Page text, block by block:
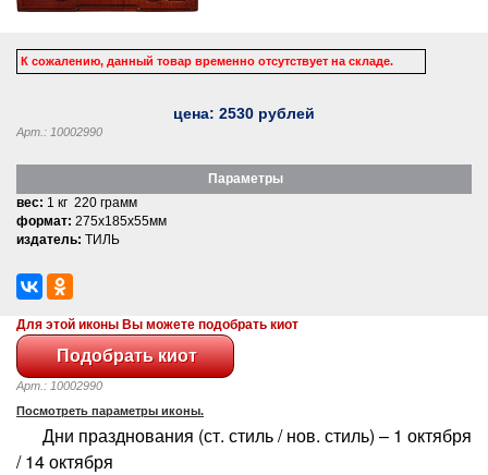
К сожалению, данный товар временно отсутствует на складе.
цена: 2530 рублей
Арт.: 10002990
Параметры
вес: 1 кг 220 грамм
формат: 275x185x55мм
издатель: ТИЛЬ
Для этой иконы Вы можете подобрать киот
Арт.: 10002990
Посмотреть параметры иконы.
Дни празднования (ст. стиль / нов. стиль) – 1 октября
/ 14 октября